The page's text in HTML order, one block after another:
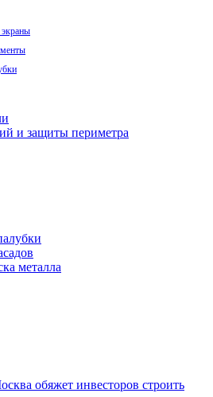
и защиты периметра
металла
обяжет инвесторов строить